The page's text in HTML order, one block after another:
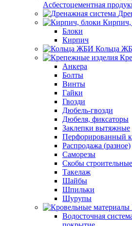
Асбестоцементная
Кирпич,
Блоки
Кирпич
Кольца
Анкера
Болты
Винты
Гайки
Гвозди
Дюбель-гвозди
Дюбеля, фиксаторы
Заклепки вытяжные
Перфорированный
Распродажа (разное)
Саморезы
Скобы строительные
Такелаж
Шайбы
Шпильки
Шурупы
Водосточная